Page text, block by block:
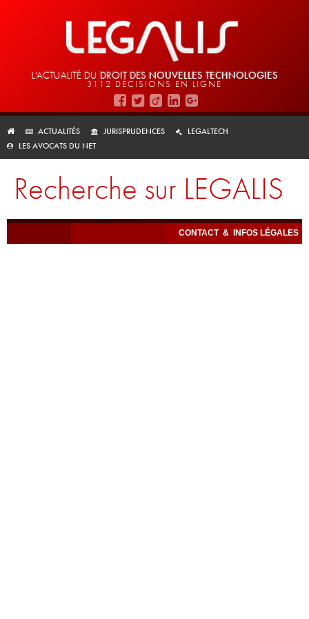
L'ACTUALITÉ DU DROIT DES NOUVELLES TECHNOLOGIES
3112 DÉCISIONS EN LIGNE
ACTUALITÉS JURISPRUDENCES
LEGALTECH
LES AVOCATS DU NET
Recherche sur LEGALIS
CONTACT & INFOS LÉGALES